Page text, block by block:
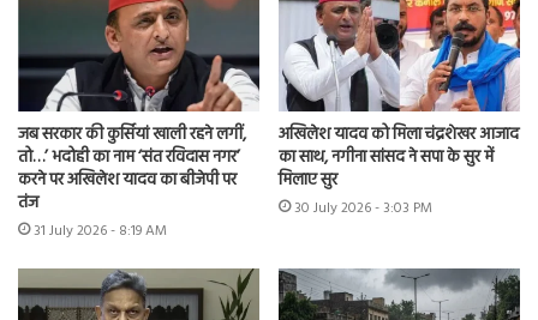
जब सरकार की कुर्सियां खाली रहने लगीं,
तो…’ भदोही का नाम ‘संत रविदास नगर’
करने पर अखिलेश यादव का बीजेपी पर
तंज
31 July 2026 - 8:19 AM
अखिलेश यादव को मिला चंद्रशेखर आजाद
का साथ, नगीना सांसद ने सपा के सुर में
मिलाए सुर
30 July 2026 - 3:03 PM